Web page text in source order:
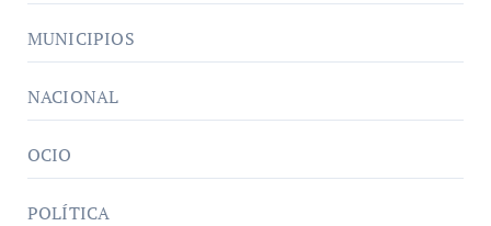
MUNICIPIOS
NACIONAL
OCIO
POLÍTICA